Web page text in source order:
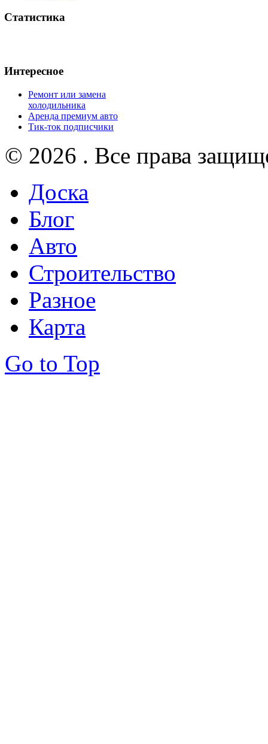
Статистика
Интересное
Ремонт или замена
холодильника
Аренда премиум авто
Тик-ток подписчики
© 2026 . Все права
Доска
Блог
Авто
Строительство
Разное
Карта
Go to Top